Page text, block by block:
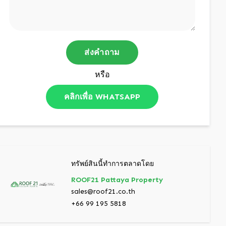
ส่งคำถาม
หรือ
คลิกเพื่อ WHATSAPP
ทรัพย์สินนี้ทำการตลาดโดย
ROOF21 Pattaya Property
sales@roof21.co.th
+66 99 195 5818